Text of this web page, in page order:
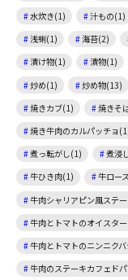
水炊き(1)
汁もの(1)
浅蜊(1)
海苔(2)
漬け物(1)
漬物(1)
炒め(1)
炒め物(13)
焼きカブ(1)
焼きそ
焼き牛肉のカルパッチョ
煮っ転がし(1)
煮浸
牛ひき肉(1)
牛ロー
牛肉シャリアピン風ステ
牛肉とトマトのオイスタ
牛肉とトマトのニンニク
牛肉のステーキカフェド